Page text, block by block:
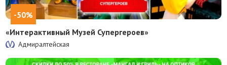
-50%
«Интерактивный Музей Супергероев»
Адмиралтейская